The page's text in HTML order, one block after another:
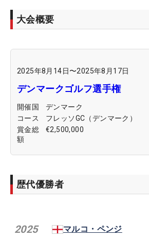
大会概要
2025年8月14日〜2025年8月17日
デンマークゴルフ選手権
開催国
デンマーク
コース
フレッソGC（デンマーク）
賞金総
額
€2,500,000
歴代優勝者
2025 マルコ・ペンジ